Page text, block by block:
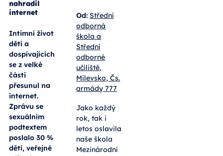
S kým si
děti píšou o
Data
ukazují, že
rodiče
nahradil
internet
Intimní život
dětí a
dospívajících
se z velké
části
přesunul na
internet.
projektový
den a SWAP
na SOŠ a
SOU
Milevsko
Od: Střední
odborná
škola a
odborné
učiliště,
Milevsko, Čs.
armády 777